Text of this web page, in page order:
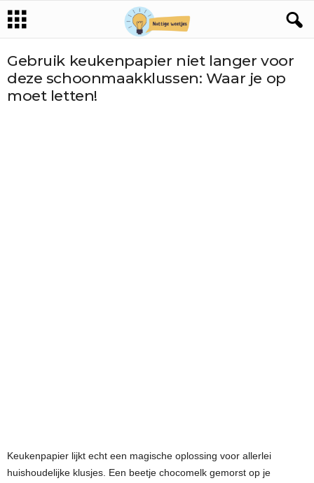
Gebruik keukenpapier niet langer voor
deze schoonmaakklussen: Waar je op
moet letten!
Keukenpapier lijkt echt een magische oplossing voor allerlei
huishoudelijke klusjes. Een beetje chocomelk gemorst op je